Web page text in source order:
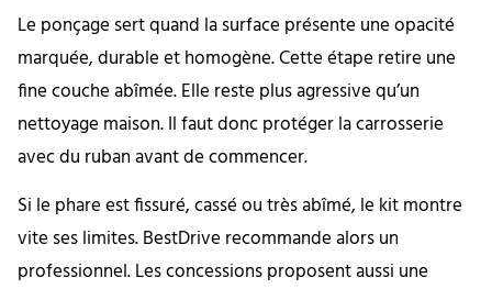
Le ponçage sert quand la surface présente une opacité
marquée, durable et homogène. Cette étape retire une
fine couche abîmée. Elle reste plus agressive qu’un
nettoyage maison. Il faut donc protéger la carrosserie
avec du ruban avant de commencer.
Si le phare est fissuré, cassé ou très abîmé, le kit montre
vite ses limites. BestDrive recommande alors un
professionnel. Les concessions proposent aussi une